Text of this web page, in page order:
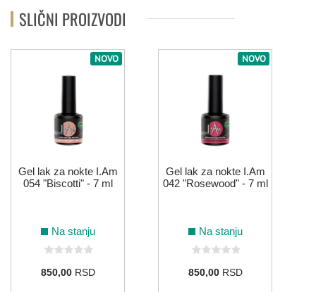
SLIČNI PROIZVODI
NOVO
Gel lak za nokte I.Am
054 "Biscotti" - 7 ml
Na stanju
850,00RSD
NOVO
Gel lak za nokte I.Am
042 "Rosewood" - 7 ml
Na stanju
850,00RSD